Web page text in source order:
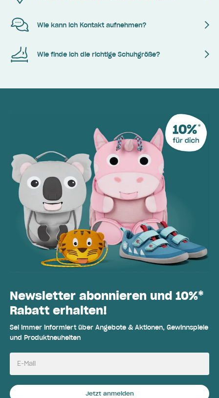
Wie kann ich Kontakt aufnehmen?
Wie finde ich die richtige Schuhgröße?
Newsletter abonnieren und 10%*
Rabatt erhalten!
Sei immer informiert über Angebote & Aktionen, Gewinnspiele
und Produktneuheiten
E-Mail
Jetzt anmelden